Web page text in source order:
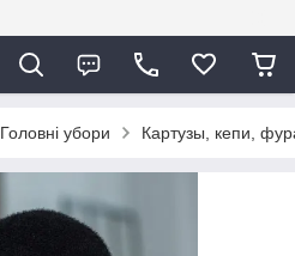
Головні убори Картузы, кепи,